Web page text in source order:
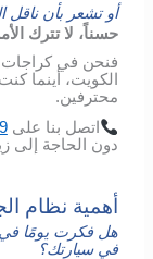
أو تشعر بأن ناقل
حسناً، لا تترك
فنحن في كراجات
الكويت، أينما
محترفين.
اتصل بنا على
دون
الحاجة إلى
أهمية نظام
هل فكرت يومًا في
في سيارتك؟